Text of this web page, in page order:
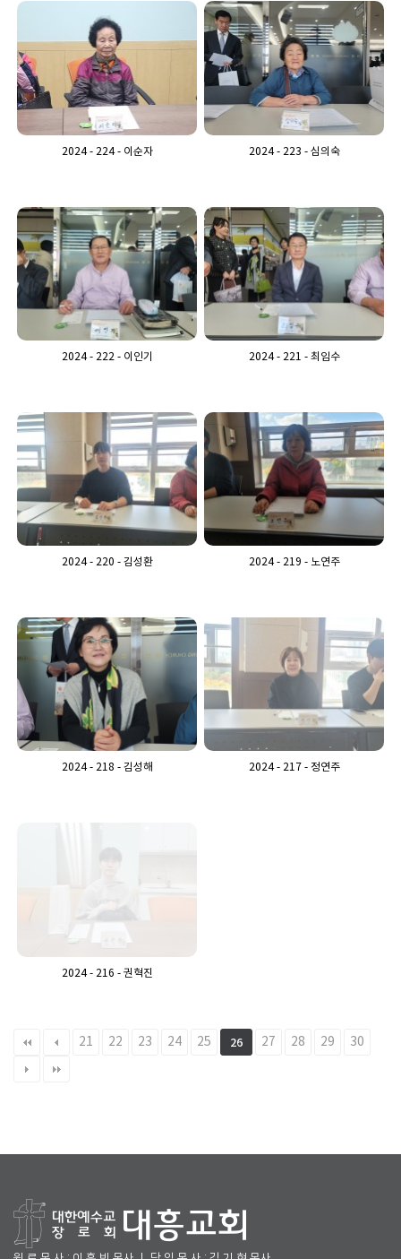
2024 - 224 - 이순자 2024 - 223 - 심의숙
2024 - 222 - 이인기 2024 - 221 - 최임수
2024 - 220 - 김성환 2024 - 219 - 노연주
2024 - 218 - 김성해 2024 - 217 - 정연주
2024 - 216 - 권혁진
21 22 23 24 25 26 27 28 29 30